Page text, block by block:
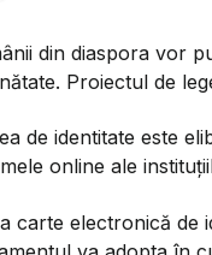
din diaspora vor
Proiectul de
de identitate este
online ale
carte electronică de